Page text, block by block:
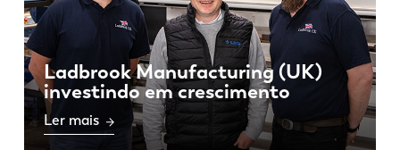
Ladbrook Manufacturing (UK)
investindo em crescimento
Ler mais